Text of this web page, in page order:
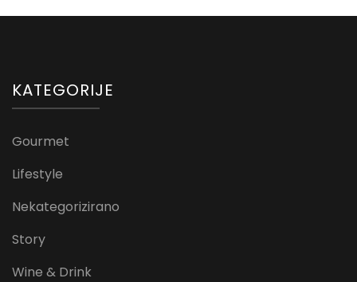
KATEGORIJE
Gourmet
Lifestyle
Nekategorizirano
Story
Wine & Drink